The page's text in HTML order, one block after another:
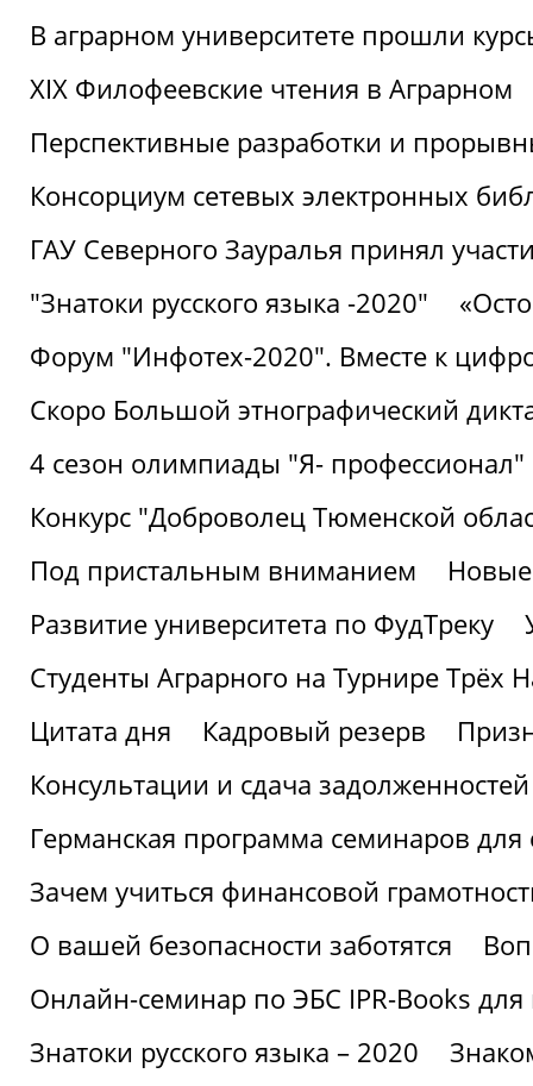
В аграрном университете прошли
XIX Филофеевские чтения в Аграрном
Перспективные разработки и
Консорциум сетевых электронных
ГАУ Северного Зауралья принял
"Знатоки русского языка -2020"
Форум "Инфотех-2020". Вместе к
Скоро Большой этнографический
4 сезон олимпиады "Я- профессионал"
Конкурс "Доброволец Тюменской
Под пристальным вниманием
Развитие университета по ФудТреку
Студенты Аграрного на Турнире Трёх
Цитата дня
Кадровый резерв
Консультации и сдача
Германская программа семинаров для
Зачем учиться финансовой
О вашей безопасности заботятся
Онлайн-семинар по ЭБС IPR-Books для
Знатоки русского языка – 2020